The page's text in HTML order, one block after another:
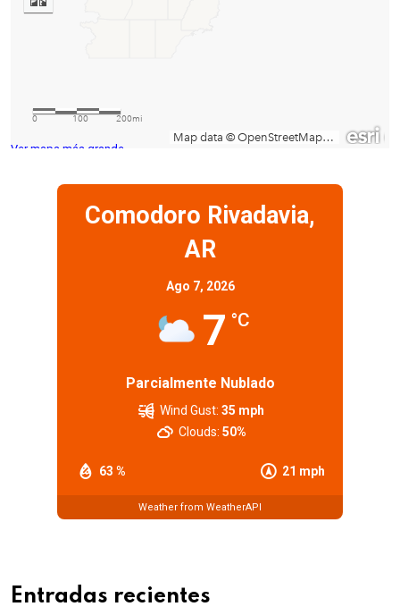
Ver mapa más grande
Comodoro Rivadavia,
AR
Ago 7, 2026
7 °C
Parcialmente Nublado
63 % 21 mph
Wind Gust: 35 mph
Clouds: 50%
Weather from WeatherAPI
Entradas recientes